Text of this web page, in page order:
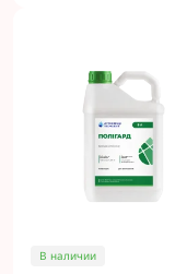
В наличии